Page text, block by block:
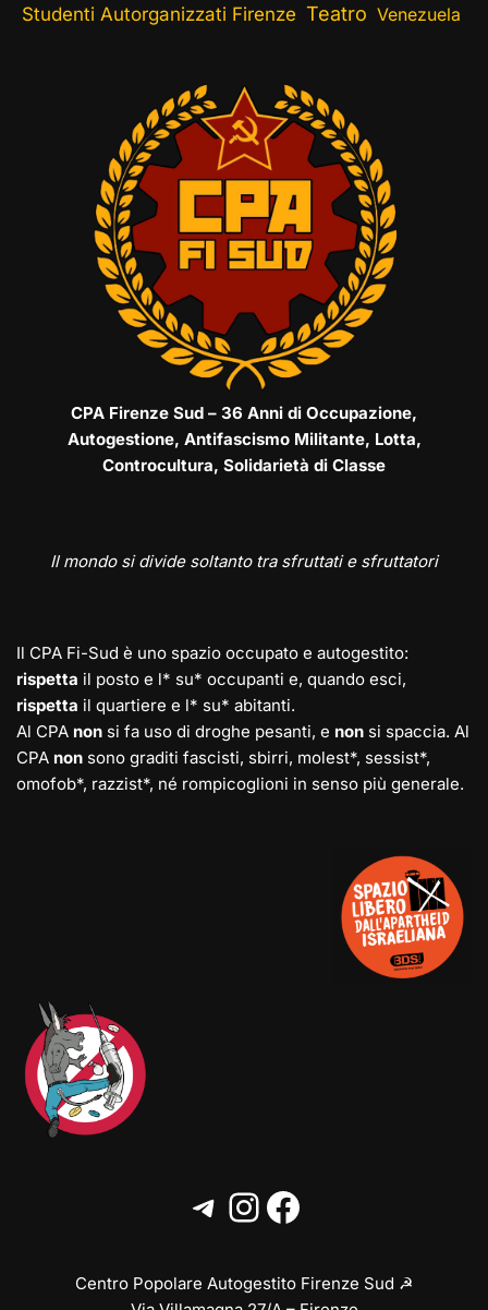
Studenti Autorganizzati Firenze Teatro Venezuela
CPA Firenze Sud – 36 Anni di Occupazione,
Autogestione, Antifascismo Militante, Lotta,
Controcultura, Solidarietà di Classe
Il mondo si divide soltanto tra sfruttati e sfruttatori
Il CPA Fi-Sud è uno spazio occupato e autogestito:
rispetta il posto e l* su* occupanti e, quando esci,
rispetta il quartiere e l* su* abitanti.
Al CPA non si fa uso di droghe pesanti, e non si spaccia. Al
CPA non sono graditi fascisti, sbirri, molest*, sessist*,
omofob*, razzist*, né rompicoglioni in senso più generale.
Centro Popolare Autogestito Firenze Sud ☭